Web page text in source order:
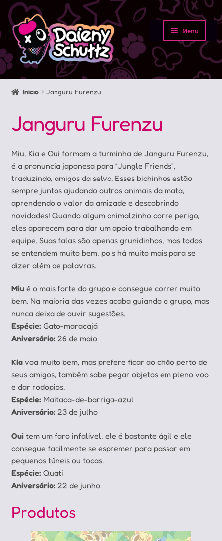
Pular
para
navegação
Pular
para
conteúdo
Menu
Início
Loja
Sobre
Portfolio
Contato
Início Janguru Furenzu
Janguru Furenzu
Miu, Kia e Oui formam a turminha de Janguru Furenzu,
é a pronuncia japonesa para “Jungle Friends”,
traduzindo, amigos da selva. Esses bichinhos estão
sempre juntos ajudando outros animais da mata,
aprendendo o valor da amizade e descobrindo
novidades! Quando algum animalzinho corre perigo,
eles aparecem para dar um apoio trabalhando em
equipe. Suas falas são apenas grunidinhos, mas todos
se entendem muito bem, pois há muito mais para se
dizer além de palavras.
Miué o mais forte do grupo e consegue correr muito
bem. Na maioria das vezes acaba guiando o grupo, mas
nunca deixa de ouvir sugestões.
Espécie: Gato-maracajá
Aniversário: 26 de maio
Kiavoa muito bem, mas prefere ficar ao chão perto de
seus amigos, também sabe pegar objetos em pleno voo
e dar rodopios.
Espécie: Maitaca-de-barriga-azul
Aniversário: 23 de julho
Oui tem um faro infalível, ele é bastante ágil e ele
consegue facilmente se espremer para passar em
pequenos túneis ou tocas.
Espécie: Quati
Aniversário: 22 de junho
Produtos